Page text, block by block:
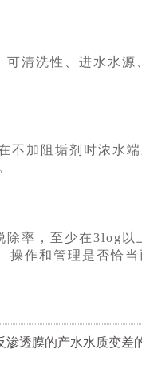
清洗性、进水水源
不加阻垢剂时浓水
率，至少在3log以
操作和管理是否恰
渗透膜的产水水质变差